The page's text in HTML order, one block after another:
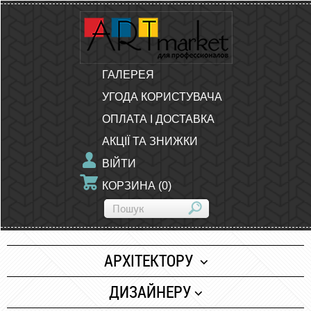
ГАЛЕРЕЯ
УГОДА КОРИСТУВАЧА
ОПЛАТА І ДОСТАВКА
АКЦІЇ ТА ЗНИЖКИ
ВІЙТИ
КОРЗИНА (0)
АРХІТЕКТОРУ
Папір
ДИЗАЙНЕРУ